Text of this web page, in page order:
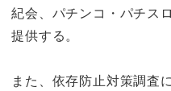
紀会、パチンコ・パチス
提供する。
また、依存防止対策調査